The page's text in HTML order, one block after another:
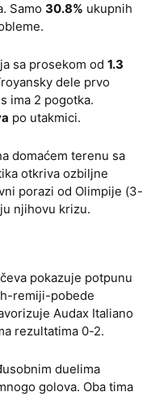
Samo 30.8% ukupnih
sa prosekom od 1.3
dele prvo
ima 2 pogotka.
po utakmici.
domaćem terenu sa
otkriva ozbiljne
porazi od Olimpije (3-
njihovu krizu.
pokazuje potpunu
remiji-pobede
Audax Italiano
rezultatima 0-2.
duelima
golova. Oba tima